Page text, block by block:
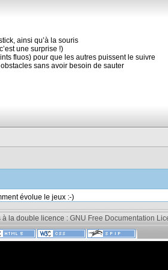
ainsi qu’à la souris
une surprise !)
fluos) pour que les autres puissent le suivre
sans avoir besoin de sauter
évolue le jeux :-)
à la double licence : GNU Free Documentation